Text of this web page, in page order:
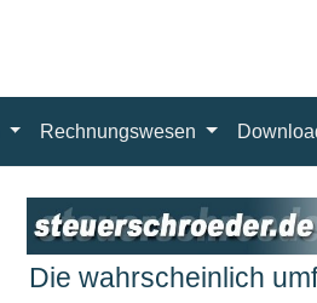
Rechnungswesen
Die wahrscheinlich